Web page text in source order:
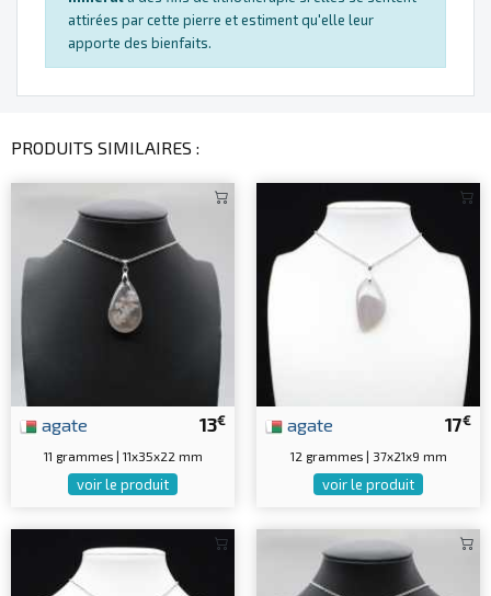
attirées par cette pierre et estiment qu'elle leur
apporte des bienfaits.
PRODUITS SIMILAIRES :
13€
agate
11 grammes | 11x35x22 mm
voir le produit
17€
agate
12 grammes | 37x21x9 mm
voir le produit